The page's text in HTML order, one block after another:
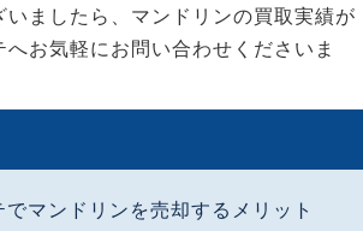
いましたら、マンドリンの買取実績が
お気軽にお問い合わせくださいま
でマンドリンを売却するメリット